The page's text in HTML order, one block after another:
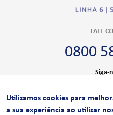
FALE
0800
Siga-
CERTIFICAÇÕES
Utilizamos cookies para
a sua experiência ao utilizar